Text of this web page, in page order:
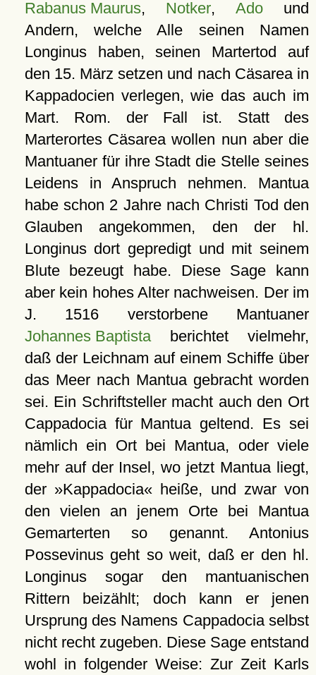
Rabanus Maurus, Notker, Adound
Andern, welche Alle seinen Namen
Longinus haben, seinen Martertod auf
den 15. März setzen und nach Cäsarea in
Kappadocien verlegen, wie das auch im
Mart. Rom. der Fall ist. Statt des
Marterortes Cäsarea wollen nun aber die
Mantuaner für ihre Stadt die Stelle seines
Leidens in Anspruch nehmen. Mantua
habe schon 2 Jahre nach Christi Tod den
Glauben angekommen, den der hl.
Longinus dort gepredigt und mit seinem
Blute bezeugt habe. Diese Sage kann
aber kein hohes Alter nachweisen. Der im
J. 1516 verstorbene Mantuaner
Johannes Baptistaberichtet vielmehr,
daß der Leichnam auf einem Schiffe über
das Meer nach Mantua gebracht worden
sei. Ein Schriftsteller macht auch den Ort
Cappadocia für Mantua geltend. Es sei
nämlich ein Ort bei Mantua, oder viele
mehr auf der Insel, wo jetzt Mantua liegt,
der »Kappadocia« heiße, und zwar von
den vielen an jenem Orte bei Mantua
Gemarterten so genannt. Antonius
Possevinus geht so weit, daß er den hl.
Longinus sogar den mantuanischen
Rittern beizählt; doch kann er jenen
Ursprung des Namens Cappadocia selbst
nicht recht zugeben. Diese Sage entstand
wohl in folgender Weise: Zur Zeit Karls